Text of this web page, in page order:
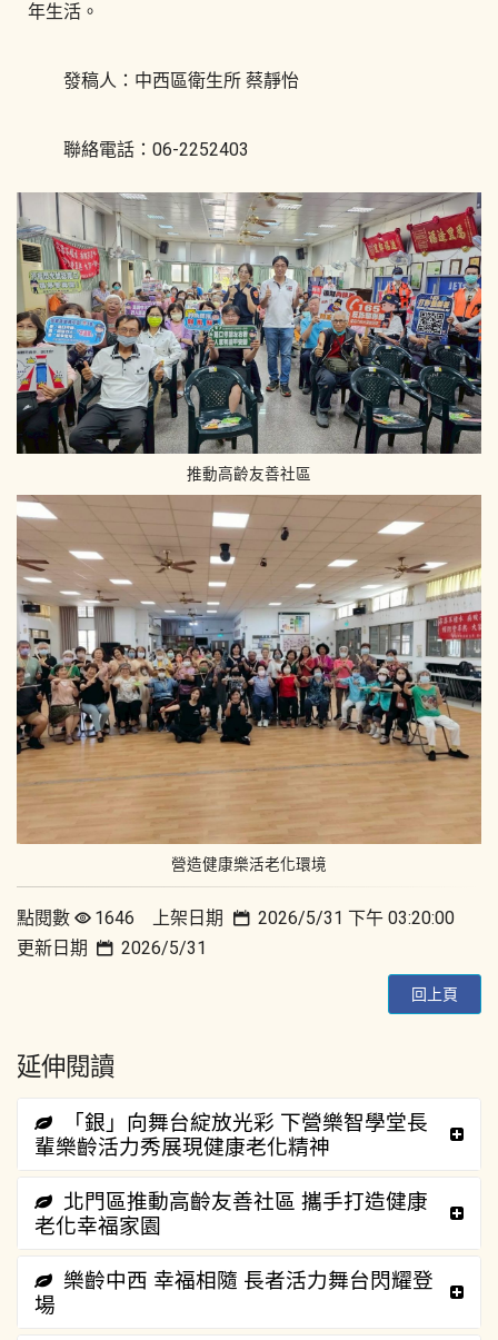
年生活。
發稿人：中西區衛生所 蔡靜怡
聯絡電話：06-2252403
推動高齡友善社區
營造健康樂活老化環境
點閱數 1646 上架日期
2026/5/31 下午 03:20:00
更新日期
2026/5/31
回上頁
延伸閱讀
「銀」向舞台綻放光彩 下營樂智學堂長
輩樂齡活力秀展現健康老化精神
北門區推動高齡友善社區 攜手打造健康
老化幸福家園
樂齡中西 幸福相隨 長者活力舞台閃耀登
場